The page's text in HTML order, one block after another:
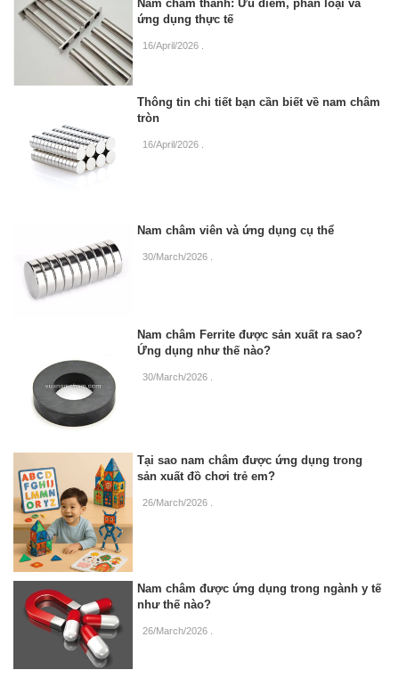
Nam châm thanh: Ưu điểm, phân loại và
ứng dụng thực tế
16/April/2026
Thông tin chi tiết bạn cần biết về nam châm
tròn
16/April/2026
Nam châm viên và ứng dụng cụ thể
30/March/2026
Nam châm Ferrite được sản xuất ra sao?
Ứng dụng như thế nào?
30/March/2026
Tại sao nam châm được ứng dụng trong
sản xuất đồ chơi trẻ em?
26/March/2026
Nam châm được ứng dụng trong ngành y tế
như thế nào?
26/March/2026 .